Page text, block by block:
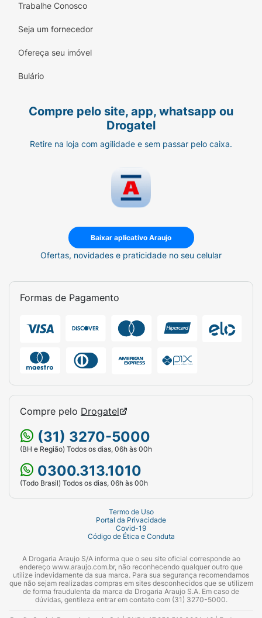
Trabalhe Conosco
Seja um fornecedor
Ofereça seu imóvel
Bulário
Compre pelo site, app, whatsapp ou
Drogatel
Retire na loja com agilidade e sem passar pelo caixa.
Baixar aplicativo Araujo
Ofertas, novidades e praticidade no seu celular
Formas de Pagamento
Compre pelo Drogatel
(31) 3270-5000
(BH e Região) Todos os dias, 06h às 00h
0300.313.1010
(Todo Brasil) Todos os dias, 06h às 00h
Termo de Uso
Portal da Privacidade
Covid-19
Código de Ética e Conduta
A Drogaria Araujo S/A informa que o seu site oficial corresponde ao
endereço www.araujo.com.br, não reconhecendo qualquer outro que
utilize indevidamente da sua marca. Para sua segurança recomendamos
que não sejam realizadas compras em sites desconhecidos que se utilizem
de forma fraudulenta da marca da Drogaria Araujo S.A. Em caso de
dúvidas, gentileza entrar em contato com (31) 3270-5000.